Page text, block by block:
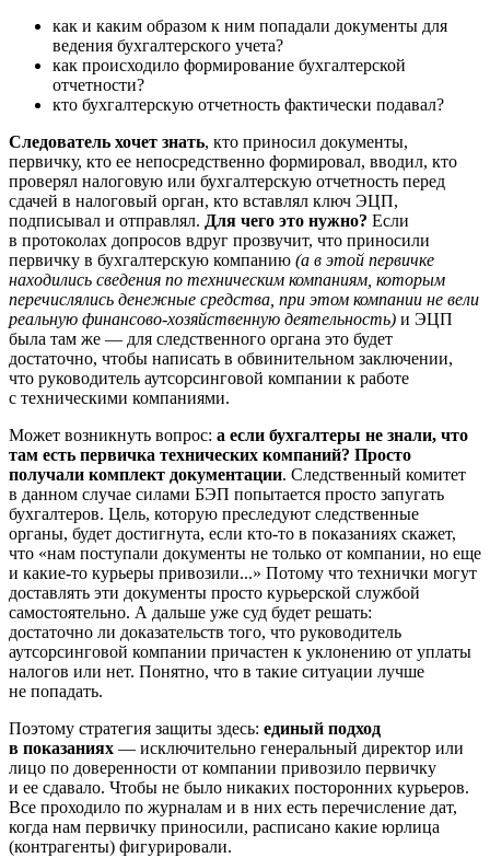
как и каким образом к ним попадали документы для
ведения бухгалтерского учета?
как происходило формирование бухгалтерской
отчетности?
кто бухгалтерскую отчетность фактически подавал?
Следователь хочет знать, кто приносил документы,
первичку, кто ее непосредственно формировал, вводил, кто
проверял налоговую или бухгалтерскую отчетность перед
сдачей в налоговый орган, кто вставлял ключ ЭЦП,
подписывал и отправлял. Для чего это нужно? Если
в протоколах допросов вдруг прозвучит, что приносили
первичку в бухгалтерскую компанию (а в этой первичке
находились сведения по техническим компаниям, которым
перечислялись денежные средства, при этом компании не вели
реальную финансово-хозяйственную деятельность) и ЭЦП
была там же — для следственного органа это будет
достаточно, чтобы написать в обвинительном заключении,
что руководитель аутсорсинговой компании к работе
с техническими компаниями.
Может возникнуть вопрос: а если бухгалтеры не знали, что
там есть первичка технических компаний? Просто
получали комплект документации. Следственный комитет
в данном случае силами БЭП попытается просто запугать
бухгалтеров. Цель, которую преследуют следственные
органы, будет достигнута, если кто-то в показаниях скажет,
что «нам поступали документы не только от компании, но еще
и какие-то курьеры привозили...» Потому что технички могут
доставлять эти документы просто курьерской службой
самостоятельно. А дальше уже суд будет решать:
достаточно ли доказательств того, что руководитель
аутсорсинговой компании причастен к уклонению от уплаты
налогов или нет. Понятно, что в такие ситуации лучше
не попадать.
Поэтому стратегия защиты здесь: единый подход
в показаниях — исключительно генеральный директор или
лицо по доверенности от компании привозило первичку
и ее сдавало. Чтобы не было никаких посторонних курьеров.
Все проходило по журналам и в них есть перечисление дат,
когда нам первичку приносили, расписано какие юрлица
(контрагенты) фигурировали.